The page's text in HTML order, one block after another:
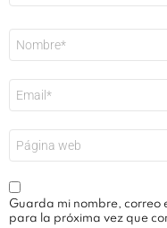
electrónico
*
Guarda mi nombre, correo
para la próxima vez que